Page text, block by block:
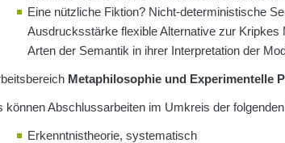
Eine nützliche Fiktion? Nicht-deterministische
Ausdrucksstärke flexible Alternative zur
Arten der Semantik in ihrer Interpretation der
Metaphilosophie und Experimentelle
können Abschlussarbeiten im Umkreis der
Erkenntnistheorie, systematisch